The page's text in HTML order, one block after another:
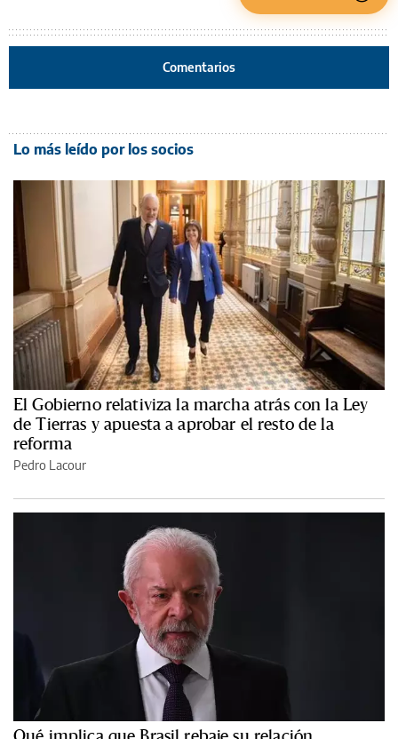
Comentarios
Lo más leído por los socios
El Gobierno relativiza la marcha atrás con la Ley
de Tierras y apuesta a aprobar el resto de la
reforma
Pedro Lacour